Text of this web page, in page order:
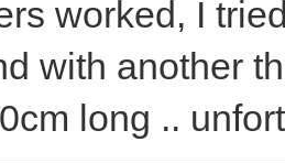
worked, I
with another
long ..